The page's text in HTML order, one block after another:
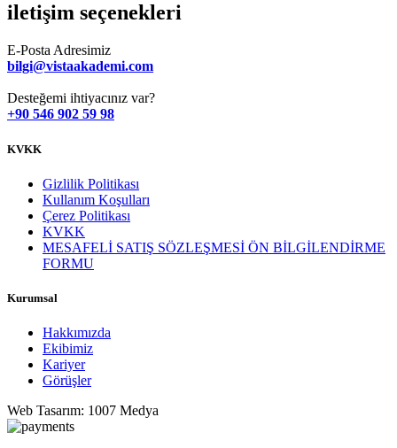
iletişim seçenekleri
E-Posta Adresimiz
bilgi@vistaakademi.com
Desteğemi ihtiyacınız var?
+90 546 902 59 98
KVKK
Gizlilik Politikası
Kullanım Koşulları
Çerez Politikası
KVKK
MESAFELİ SATIŞ SÖZLEŞMESİ ÖN BİLGİLENDİRME
FORMU
Kurumsal
Hakkımızda
Ekibimiz
Kariyer
Görüşler
Web Tasarım: 1007 Medya